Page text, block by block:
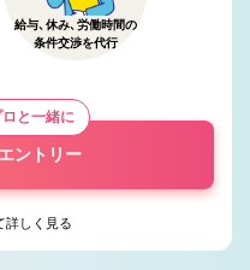
給与、休み、労働時間の
条件交渉を代行
と一緒に
ントリー
詳しく見る